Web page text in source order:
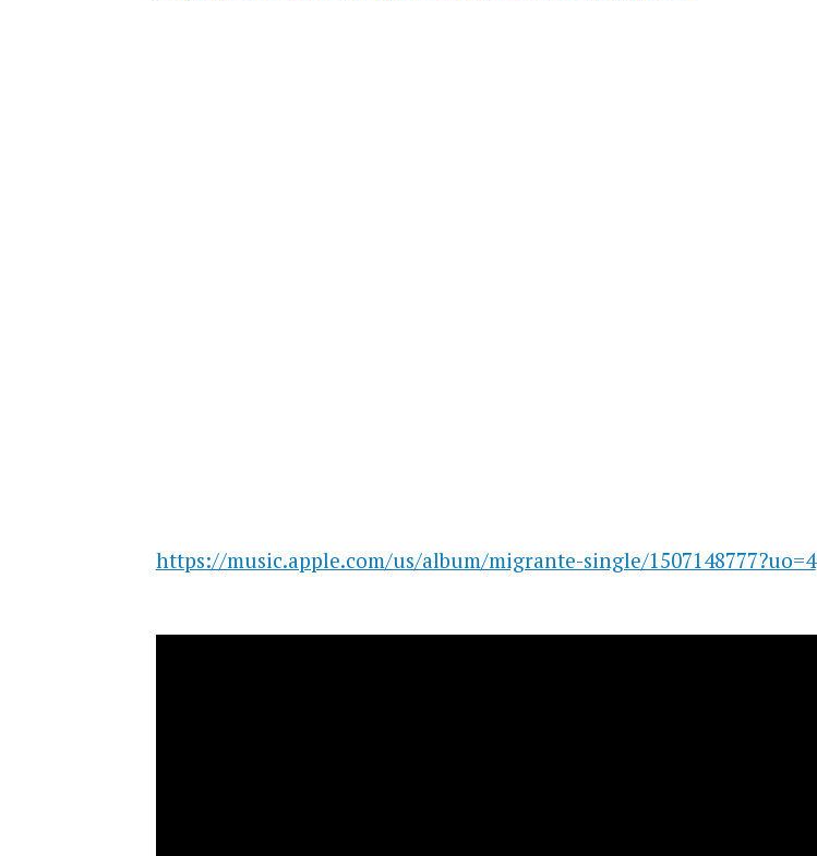
https://music.apple.com/us/album/migrante-single/1507148777?uo=4